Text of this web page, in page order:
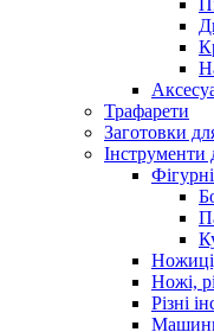
Трафарети
Заготовки
Інструменти
Ножі,
Різні